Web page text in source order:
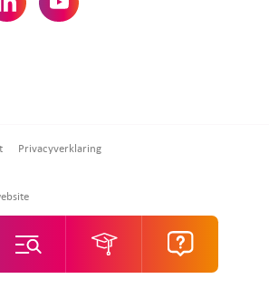
Privacyverklaring